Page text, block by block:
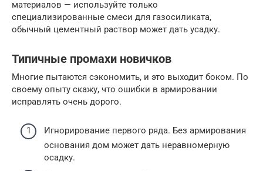
материалов — используйте только
специализированные смеси для газосиликата,
обычный цементный раствор может дать усадку.
Типичные промахи новичков
Многие пытаются сэкономить, и это выходит боком. По
своему опыту скажу, что ошибки в армировании
исправлять очень дорого.
Игнорирование первого ряда. Без армирования
основания дом может дать неравномерную
осадку.